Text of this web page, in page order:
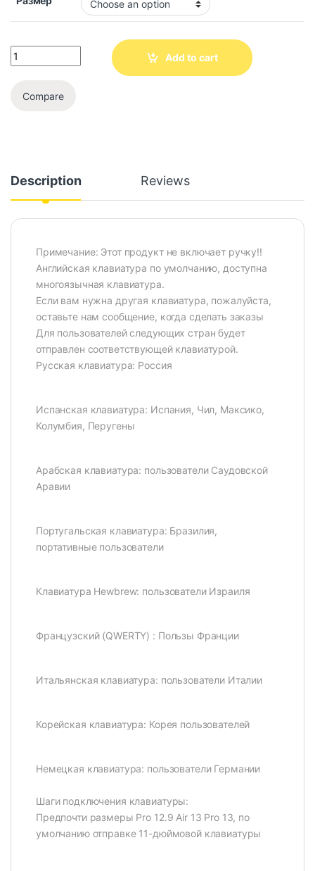
Add to cart
Compare
Description Reviews
Примечание: Этот продукт не включает ручку!!
Английская клавиатура по умолчанию, доступна
многоязычная клавиатура.
Если вам нужна другая клавиатура, пожалуйста,
оставьте нам сообщение, когда сделать заказы
Для пользователей следующих стран будет
отправлен соответствующей клавиатурой.
Русская клавиатура: Россия
Испанская клавиатура: Испания, Чил, Максико,
Колумбия, Перугены
Арабская клавиатура: пользователи Саудовской
Аравии
Португальская клавиатура: Бразилия,
портативные пользователи
Клавиатура Hewbrew: пользователи Израиля
Французский (QWERTY) : Пользы Франции
Итальянская клавиатура: пользователи Италии
Корейская клавиатура: Корея пользователей
Немецкая клавиатура: пользователи Германии
Шаги подключения клавиатуры:
Предпочти размеры Pro 12.9 Air 13 Pro 13, по
умолчанию отправке 11-дюймовой клавиатуры